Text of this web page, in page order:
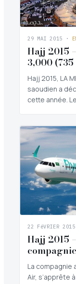
29 MAI 2015 ·
Hajj 2015
3,000
Hajj 2015, LA
saoudien a
cette année. Le
22 FéVRIER 2015
Hajj 2015
La compagnie
Air, s’apprête